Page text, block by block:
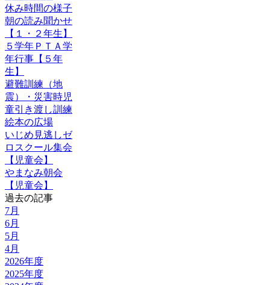
休み時間の様子
朝の読み聞かせ
【１・２年生】
５学年ＰＴＡ学
年行事【５年
生】
避難訓練（地
震）・災害時児
童引き渡し訓練
絵本の広場
いじめ見逃しゼ
ロスクール集会
【児童会】
やまなみ朝会
【児童会】
過去の記事
7月
6月
5月
4月
2026年度
2025年度